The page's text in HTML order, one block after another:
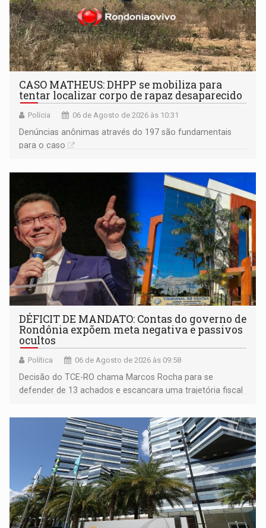
CASO MATHEUS: DHPP se mobiliza para
tentar localizar corpo de rapaz desaparecido
Polícia 06 de Agosto de 2026 às 10:31
Denúncias anônimas através do 197 são fundamentais
para o caso
DÉFICIT DE MANDATO: Contas do governo de
Rondônia expõem meta negativa e passivos
ocultos
Política 06 de Agosto de 2026 às 09:58
Decisão do TCE-RO chama Marcos Rocha para se
defender de 13 achados e escancara uma trajetória fiscal
mandato